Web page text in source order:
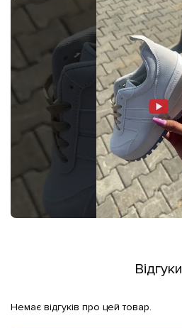
Відгуки
Немає відгуків про цей товар.